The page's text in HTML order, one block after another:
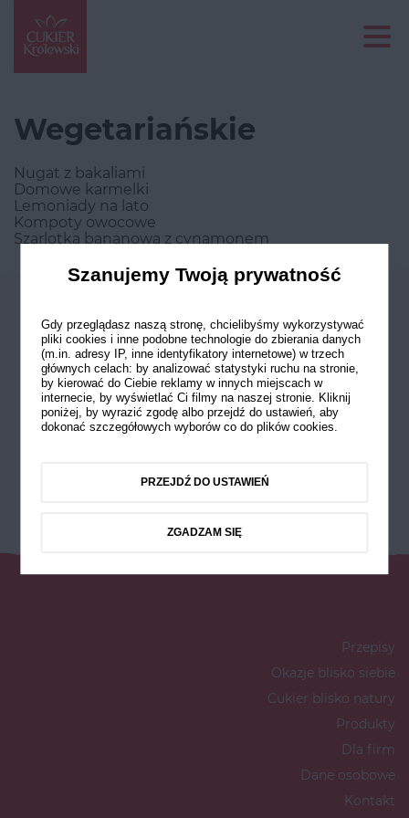
Wegetariańskie
Nugat z bakaliami
Domowe karmelki
Lemoniady na lato
Kompoty owocowe
Szarlotka bananowa z cynamonem
Odwiedź nasze profile w social
mediach
Przepisy
Okazje blisko siebie
Cukier blisko natury
Produkty
Dla firm
Dane osobowe
Kontakt
Szanujemy Twoją prywatność
Gdy przeglądasz naszą stronę, chcielibyśmy wykorzystywać
pliki cookies i inne podobne technologie do zbierania danych
(m.in. adresy IP, inne identyfikatory internetowe) w trzech
głównych celach: by analizować statystyki ruchu na stronie,
by kierować do Ciebie reklamy w innych miejscach w
internecie, by wyświetlać Ci filmy na naszej stronie. Kliknij
poniżej, by wyrazić zgodę albo przejdź do ustawień, aby
dokonać szczegółowych wyborów co do plików cookies.
PRZEJDŹ DO USTAWIEŃ
ZGADZAM SIĘ